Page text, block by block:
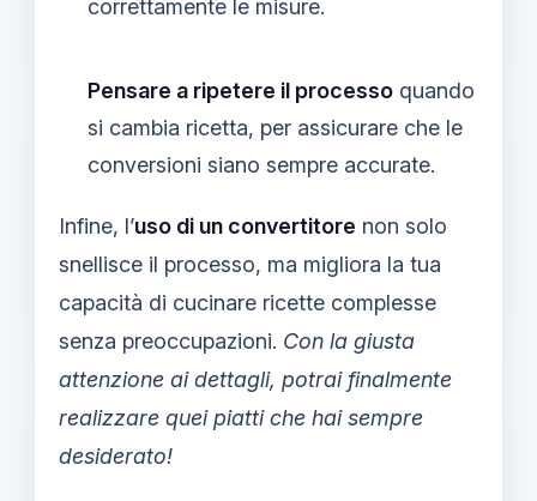
correttamente le misure.
Pensare a ripetere il processo quando
si cambia ricetta, per assicurare che le
conversioni siano sempre accurate.
Infine, l’uso di un convertitore non solo
snellisce il processo, ma migliora la tua
capacità di cucinare ricette complesse
senza preoccupazioni. Con la giusta
attenzione ai dettagli, potrai finalmente
realizzare quei piatti che hai sempre
desiderato!